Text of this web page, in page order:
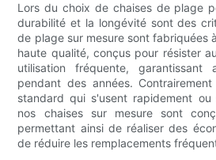
Lors du choix de chaises de plage
durabilité et la longévité sont des
de plage sur mesure sont fabriquées
haute qualité, conçus pour résister
utilisation fréquente,
pendant des années.
standard qui s'usent rapidement ou
nos chaises sur mesure sont
permettant ainsi de réaliser des
de réduire les remplacements